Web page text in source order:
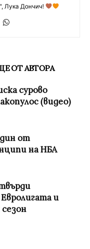
Лука Дончич!
ОТ АВТОРА
сурово
(видео)
от
на НБА
и